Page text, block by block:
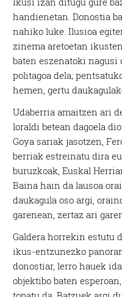
handienetan. Donostia
nahiko luke. Ilusioa
zinema aretoetan
baten eszenatoki nagusi
politagoa dela;
hemen, gertu
Udaberria amaitzen ari
loraldi betean dagoela
Goya sariak jasotzen,
berriak estreinatu dira
buruzkoak, Euskal
Baina hain da lausoa
daukagula oso argi,
garenean, zertaz ari
Galdera horrekin estutu
ikus-entzunezko
donostiar, lerro hauek
objektibo baten